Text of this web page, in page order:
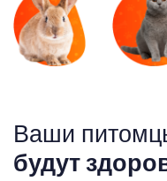
Ваши
будут